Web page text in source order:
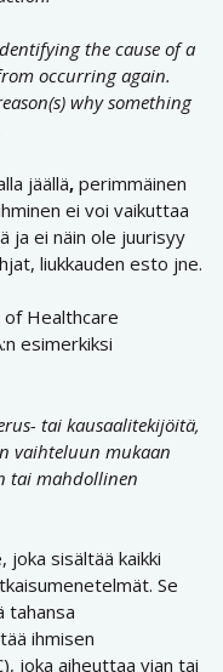
the cause of a
occurring again.
why something
jäällä, perimmäinen
ei voi vaikuttaa
ja ei näin ole juurisyy
liukkauden esto jne.
of Healthcare
esimerkiksi
tai kausaalitekijöitä,
vaihteluun mukaan
tai mahdollinen
joka sisältää kaikki
Se
tahansa
ihmisen
joka aiheuttaa vian tai